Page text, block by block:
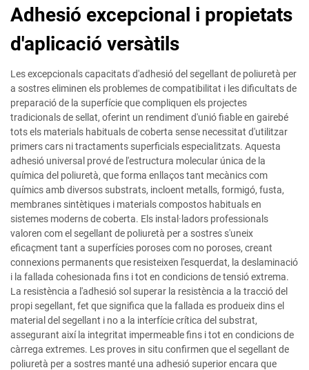
Adhesió excepcional i propietats
d'aplicació versàtils
Les excepcionals capacitats d'adhesió del segellant de poliuretà per
a sostres eliminen els problemes de compatibilitat i les dificultats de
preparació de la superfície que compliquen els projectes
tradicionals de sellat, oferint un rendiment d'unió fiable en gairebé
tots els materials habituals de coberta sense necessitat d'utilitzar
primers cars ni tractaments superficials especialitzats. Aquesta
adhesió universal prové de l'estructura molecular única de la
química del poliuretà, que forma enllaços tant mecànics com
químics amb diversos substrats, incloent metalls, formigó, fusta,
membranes sintètiques i materials compostos habituals en
sistemes moderns de coberta. Els instal·ladors professionals
valoren com el segellant de poliuretà per a sostres s'uneix
eficaçment tant a superfícies poroses com no poroses, creant
connexions permanents que resisteixen l'esquerdat, la deslaminació
i la fallada cohesionada fins i tot en condicions de tensió extrema.
La resistència a l'adhesió sol superar la resistència a la tracció del
propi segellant, fet que significa que la fallada es produeix dins el
material del segellant i no a la interfície crítica del substrat,
assegurant així la integritat impermeable fins i tot en condicions de
càrrega extremes. Les proves in situ confirmen que el segellant de
poliuretà per a sostres manté una adhesió superior encara que